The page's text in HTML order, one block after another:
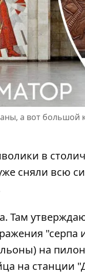
а вот большой
в
сняли всю
. Там
"серпа
на
на станции